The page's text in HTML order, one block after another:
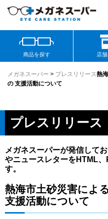
商品を探す 店
メガネスーパー > プレスリリース熱
の 支援活動について
プレスリリース
メガネスーパーが発信して
やニュースレターをHTML
す。
熱海市土砂災害によ
支援活動について